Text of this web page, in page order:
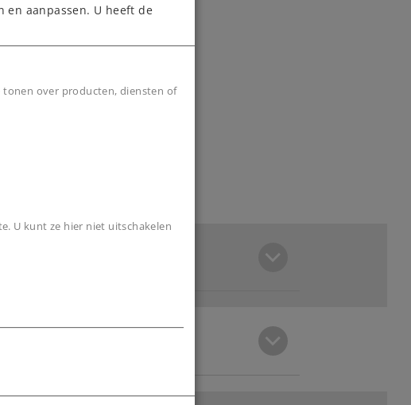
aanpassen. U heeft de
over producten, diensten of
U kunt ze hier niet uitschakelen